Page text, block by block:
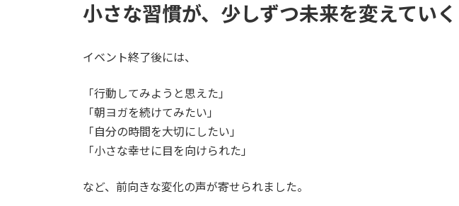
小さな習慣が、少しずつ未来を変えていく
イベント終了後には、
「行動してみようと思えた」
「朝ヨガを続けてみたい」
「自分の時間を大切にしたい」
「小さな幸せに目を向けられた」
など、前向きな変化の声が寄せられました。